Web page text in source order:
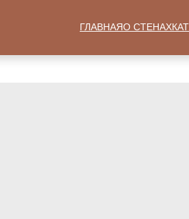
ГЛАВНАЯО СТЕНАХ